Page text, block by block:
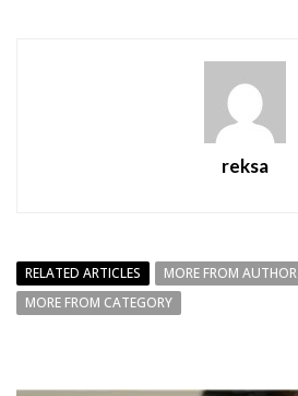
reksa
RELATED ARTICLES
MORE FROM AUTHOR
MORE FROM CATEGORY